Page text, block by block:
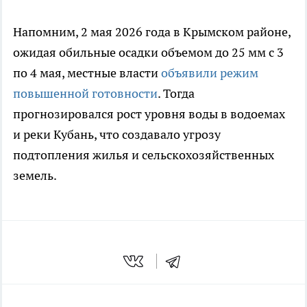
Напомним, 2 мая 2026 года в Крымском районе,
ожидая обильные осадки объемом до 25 мм с 3
по 4 мая, местные властиобъявили режим
повышенной готовности. Тогда
прогнозировался рост уровня воды в водоемах
и реки Кубань, что создавало угрозу
подтопления жилья и сельскохозяйственных
земель.